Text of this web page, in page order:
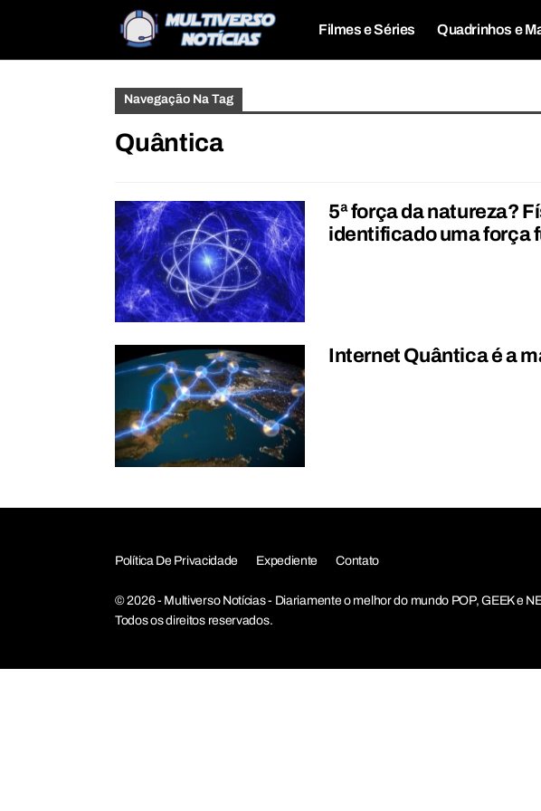
Filmes e Séries Quadrinhos e
Navegação Na Tag
Quântica
5ª força da natureza?
identificado uma força
Internet Quântica é a
Política De Privacidade Expediente Contato
© 2026 - Multiverso Notícias - Diariamente o melhor do mundo POP, GEEK e
Todos os direitos reservados.